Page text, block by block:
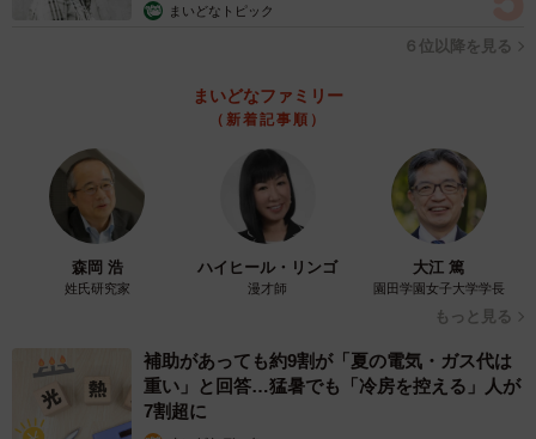
まいどなトピック
６位以降を見る
まいどなファミリー
（新着記事順）
森岡 浩
姓氏研究家
ハイヒール・リンゴ
漫才師
大江 篤
園田学園女子大学学長
もっと見る
補助があっても約9割が「夏の電気・ガス代は
重い」と回答…猛暑でも「冷房を控える」人が
7割超に